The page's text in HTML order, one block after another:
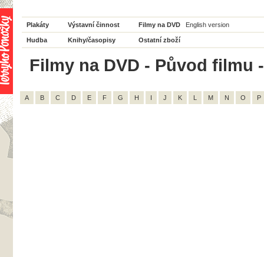
Plakáty Výstavní činnost Filmy na DVD English version
Hudba Knihy/časopisy Ostatní zboží
Filmy na DVD - Původ filmu
A B C D E F G H I J K L M N O P